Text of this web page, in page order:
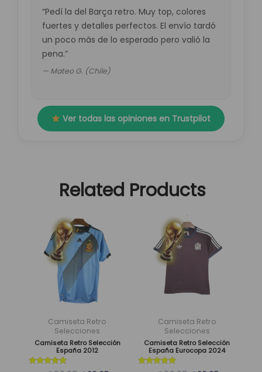
“Pedí la del Barça retro. Muy top, colores
fuertes y detalles perfectos. El envío tardó
un poco más de lo esperado pero valió la
pena.”
— Mateo G. (Chile)
Ver todas las opiniones en Trustpilot
Related Products
Camiseta Retro
Selecciones
Camiseta Retro Selección
España 2012
El
precio
original
era:
89,95 €.
es:
producto
tiene
múltiples
variantes.
Las
opciones
se
pueden
elegir
Camiseta Retro
Selecciones
Camiseta Retro Selección
España Eurocopa 2024
precio
original
89,95 €.
actual
es:
producto
tiene
múltiples
variantes.
Las
se
pueden
elegir